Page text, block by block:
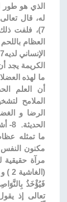
الذي هو طور
له، قال
7)، فلفت
العظام
الكريمة
ما لهذه
أن العلم
الملامح
الرضا و
ما تمثله
مكنون
مرآة حقيقية
تعالى إذ